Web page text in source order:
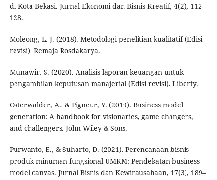
di Kota Bekasi. Jurnal Ekonomi dan Bisnis Kreatif, 4(2), 112–
128.
Moleong, L. J. (2018). Metodologi penelitian kualitatif (Edisi
revisi). Remaja Rosdakarya.
Munawir, S. (2020). Analisis laporan keuangan untuk
pengambilan keputusan manajerial (Edisi revisi). Liberty.
Osterwalder, A., & Pigneur, Y. (2019). Business model
generation: A handbook for visionaries, game changers,
and challengers. John Wiley & Sons.
Purwanto, E., & Suharto, D. (2021). Perencanaan bisnis
produk minuman fungsional UMKM: Pendekatan business
model canvas. Jurnal Bisnis dan Kewirausahaan, 17(3), 189–